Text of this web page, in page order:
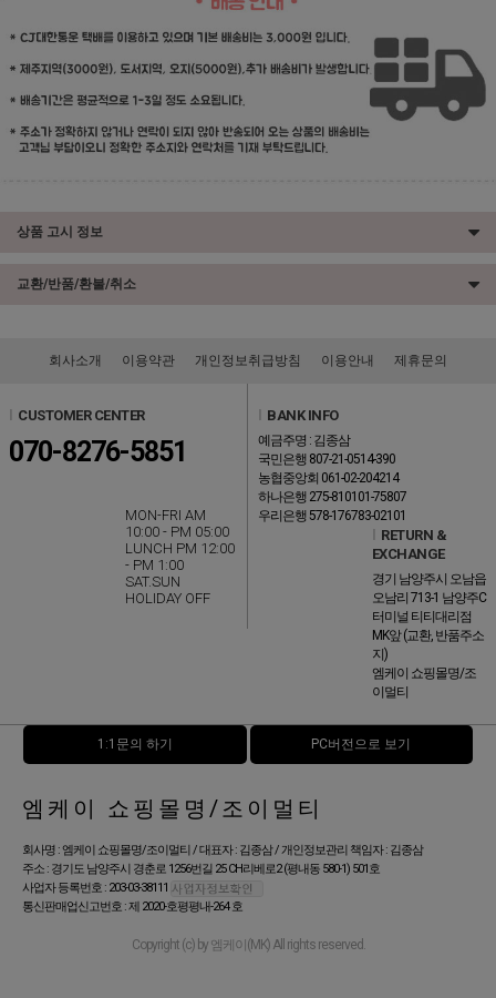
상품 고시 정보
교환/반품/환불/취소
회사소개 이용약관 개인정보취급방침 이용안내 제휴문의
CUSTOMER CENTER
070-8276-5851
MON-FRI AM
10:00 - PM 05:00
LUNCH PM 12:00
- PM 1:00
SAT.SUN
HOLIDAY OFF
BANK INFO
예금주명 : 김종삼
국민은행 807-21-0514-390
농협중앙회 061-02-204214
하나은행 275-810101-75807
우리은행 578-176783-02101
RETURN &
EXCHANGE
경기 남양주시 오남읍
오남리 713-1 남양주C
터미널 티티대리점
MK앞 (교환, 반품주소
지)
엠케이 쇼핑몰명/조
이멀티
1:1문의 하기 PC버전으로 보기
엠케이 쇼핑몰명/조이멀티
회사명 : 엠케이 쇼핑몰명/조이멀티 / 대표자 : 김종삼 / 개인정보관리 책임자 : 김종삼
주소 : 경기도 남양주시 경춘로 1256번길 25 CH리베로2 (평내동 580-1) 501호
사업자 등록번호 : 203-03-38111
통신판매업신고번호 : 제 2020-호평평내-264 호
Copyright (c) by 엠케이(MK) All rights reserved.